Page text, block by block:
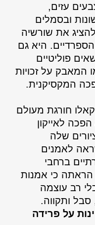
עזים,
ובסמלים
את שורשיה
היא גם
פוליטיים
המאבק על זכויות
המקסיקנית.
חורגת מעולם
לאייקון
שלה
לאמנים
ברחבי
הראתה כי אמנות
רב עוצמה
ותקווה.
על פרידה